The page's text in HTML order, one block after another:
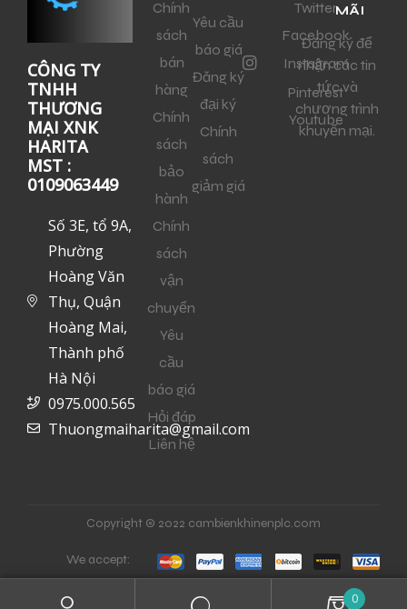
CÔNG TY
TNHH
THƯƠNG
MẠI XNK
HARITA
MST :
0109063449
Số 3E, tổ 9A,
Phường
Hoàng Văn
Thụ, Quận
Hoàng Mai,
Thành phố
Hà Nội
0975.000.565
Thuongmaiharita@gmail.com
Chính
sách
bán
hàng
Chính
sách
bảo
hành
Chính
sách
vận
chuyển
Yêu
cầu
báo giá
Hỏi đáp
Liên hệ
Yêu cầu
báo giá
Đăng ký
đại ký
Chính
sách
giảm giá
Twitter
Facebook
Instagram
Pinterest
Youtube
MÃI
Đăng ký để
nhận các tin
tức và
chương trình
khuyến mại.
Copyright © 2022 cambienkhinenplc.com
We accept:
0